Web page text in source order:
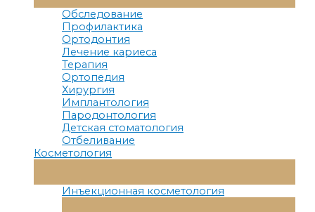
Меню
Обследование
Профилактика
Ортодонтия
Лечение кариеса
Терапия
Ортопедия
Хирургия
Имплантология
Пародонтология
Детская стоматология
Отбеливание
Косметология
Меню
Инъекционная косметология